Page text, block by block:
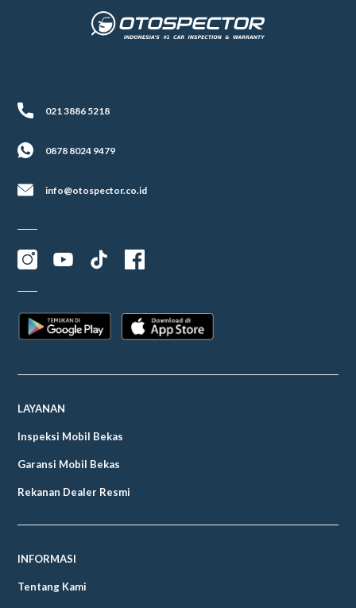
021 3886 5218
0878 8024 9479
info@otospector.co.id
LAYANAN
Inspeksi Mobil Bekas
Garansi Mobil Bekas
Rekanan Dealer Resmi
INFORMASI
Tentang Kami